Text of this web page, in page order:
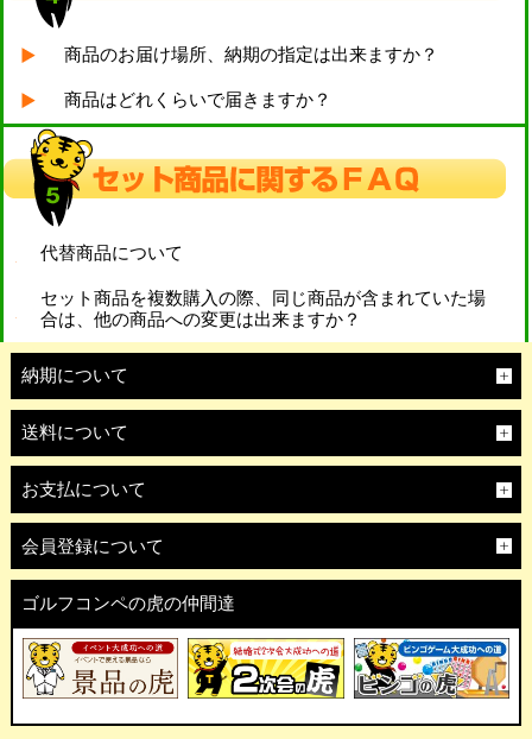
商品のお届け場所、納期の指定は出来ますか？
商品はどれくらいで届きますか？
代替商品について
セット商品を複数購入の際、同じ商品が含まれていた場
合は、他の商品への変更は出来ますか？
納期について
送料について
お支払について
会員登録について
ゴルフコンペの虎の仲間達